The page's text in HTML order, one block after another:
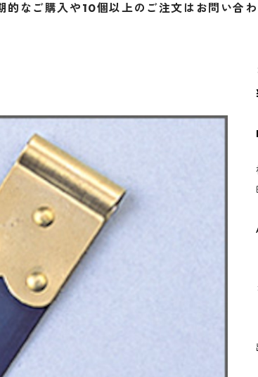
的なご購入や10個以上のご注文はお問い合わ